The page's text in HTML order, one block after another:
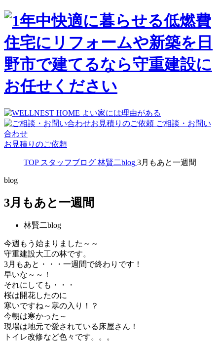
ご相談・お問い
合わせ
お見積りのご依頼
TOP スタッフブログ 林賢二blog 3月もあと一週間
blog
3月もあと一週間
林賢二blog
今週もう始まりました～～
守重建設大工の林です。
3月もあと・・・一週間で終わりです！
早いな～～！
それにしても・・・
桜は開花したのに
寒いですね～寒の入り！？
今朝は寒かった～
現場は地元で愛されている床屋さん！
トイレ改修など色々です。。。